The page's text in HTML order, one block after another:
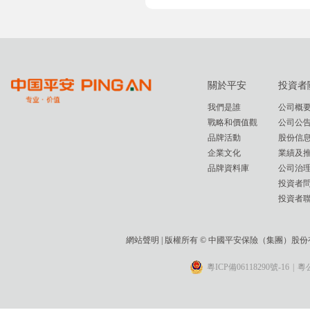
關於平安
我們是誰
戰略和價值觀
品牌活動
企業文化
品牌資料庫
投資者
公司概
公司公
股份信
業績及
公司治
投資者
投資者
網站聲明 | 版權所有 © 中國平安保險（集團）股
粵ICP備06118290號-16 粵